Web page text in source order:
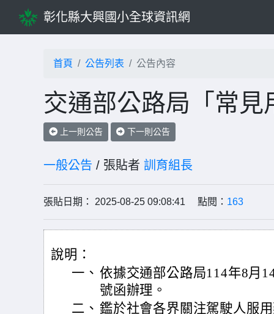
彰化縣大興國小全球資訊網
首頁 公告列表 公告內容
交通部公路局「常
上一則公告 下一則公告
一般公告 / 張貼者 訓育組長
張貼日期： 2025-08-25 09:08:41 點閱： 163
說明：
一、 依據交通部公路局114年8月
號函辦理。
二、 鑑於社會各界關注駕駛人服